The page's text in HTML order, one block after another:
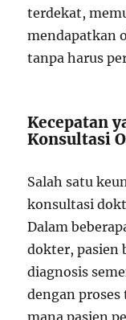
terdekat,
mendapatkan
tanpa harus
Kecepatan
Konsultasi
Salah satu
konsultasi
Dalam
dokter, pasien
diagnosis
dengan